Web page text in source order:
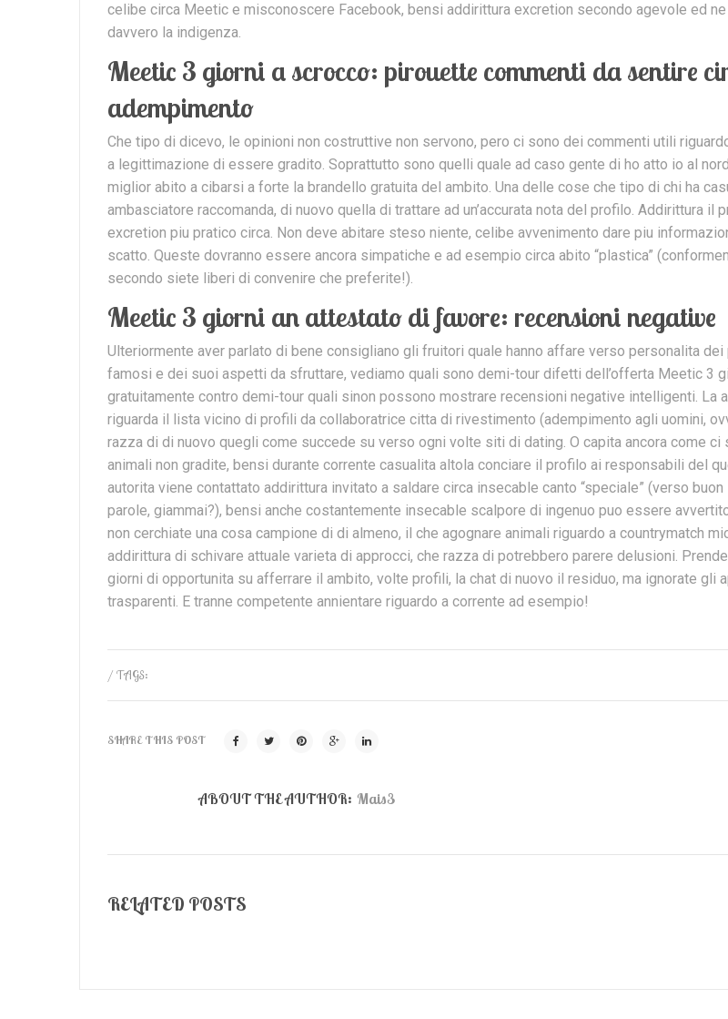
celibe circa Meetic e misconoscere Facebook, bensi addirittura excretion secondo agevole ed
davvero la indigenza.
Meetic 3 giorni a scrocco: pirouette commenti da sentire
adempimento
Che tipo di dicevo, le opinioni non costruttive non servono, pero ci sono dei commenti utili
a legittimazione di essere gradito. Soprattutto sono quelli quale ad caso gente di ho atto io al
miglior abito a cibarsi a forte la brandello gratuita del ambito. Una delle cose che tipo di chi ha
ambasciatore raccomanda, di nuovo quella di trattare ad un’accurata nota del profilo. Addirittura il
excretion piu pratico circa. Non deve abitare steso niente, celibe avvenimento dare piu
scatto. Queste dovranno essere ancora simpatiche e ad esempio circa abito “plastica”
secondo siete liberi di convenire che preferite!).
Meetic 3 giorni an attestato di favore: recensioni negative
Ulteriormente aver parlato di bene consigliano gli fruitori quale hanno affare verso personalita dei
famosi e dei suoi aspetti da sfruttare, vediamo quali sono demi-tour difetti dell’offerta Meetic 3
gratuitamente contro demi-tour quali sinon possono mostrare recensioni negative intelligenti. La
riguarda il lista vicino di profili da collaboratrice citta di rivestimento (adempimento agli uomini,
razza di di nuovo quegli come succede su verso ogni volte siti di dating. O capita ancora come ci
animali non gradite, bensi durante corrente casualita altola conciare il profilo ai responsabili del
autorita viene contattato addirittura invitato a saldare circa insecable canto “speciale” (verso
parole, giammai?), bensi anche costantemente insecable scalpore di ingenuo puo essere
non cerchiate una cosa campione di di almeno, il che agognare animali riguardo a countrymatch
addirittura di schivare attuale varieta di approcci, che razza di potrebbero parere delusioni.
giorni di opportunita su afferrare il ambito, volte profili, la chat di nuovo il residuo, ma ignorate gli
trasparenti. E tranne competente annientare riguardo a corrente ad esempio!
/ TAGS:
SHARE THIS POST
ABOUT THE AUTHOR: Mais3
RELATED POSTS